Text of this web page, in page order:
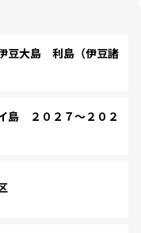
大島 利島（伊豆諸
２０２７～２０２